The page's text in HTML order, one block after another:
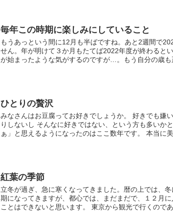
毎年この時期に楽しみにしていること
もうあっという間に12月も半ばですね。あと2週間で
せん。年が明けて３か月もたてば2022年度が終わると
が始まったような気がするのですが…。もう自分の歳も
ひとりの贅沢
みなさんはお豆腐ってお好きでしょうか。 好きでも嫌
りしないし そんなに好きではない、という方も多いか
ぁ」と思えるようになったのはここ数年です。 本当に
紅葉の季節
立冬が過ぎ、急に寒くなってきました。暦の上では、
期になってきますが、都心では、まだまだで、１２月
ことはできないと思います。 東京から観光で行くのであ